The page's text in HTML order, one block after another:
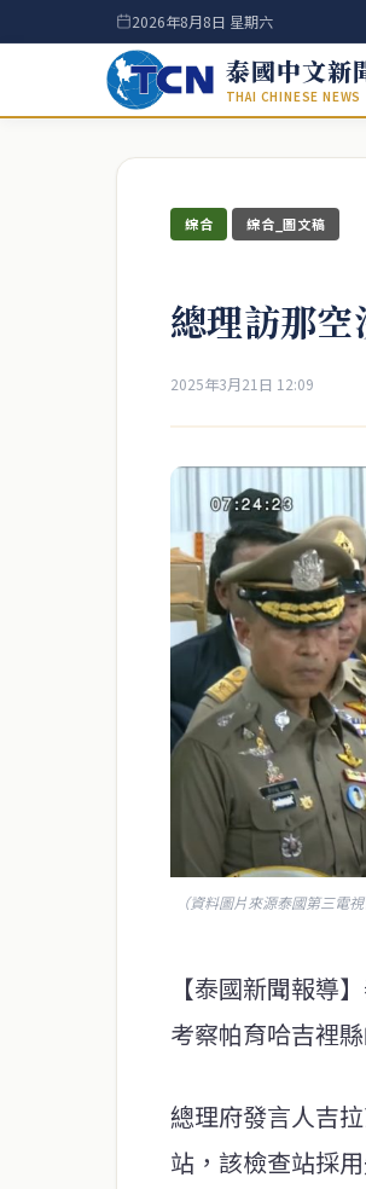
2026年8月8日 星期六
泰國中文新
THAI CHINESE NEWS
綜合 綜合_圖文稿
總理訪那
2025年3月21日 12:09
（資料圖片來源泰國第三電視
【泰國新聞報導
考察帕育哈吉裡
總理府發言人吉
站，該檢查站採